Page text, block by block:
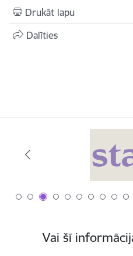
Drukāt lapu
Dalīties
Vai šī